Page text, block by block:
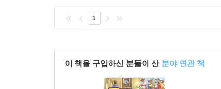
8) Retell the Story
9) Story Theater
1
이 책을 구입하신 분들이 산 분야 연관 책